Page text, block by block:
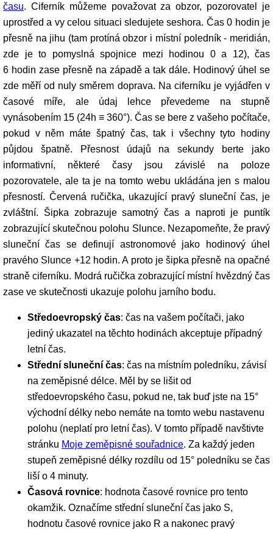
času. Ciferník můžeme považovat za obzor, pozorovatel je
uprostřed a vy celou situaci sledujete seshora. Čas 0 hodin je
přesně na jihu (tam protíná obzor i místní poledník - meridián,
zde je to pomyslná spojnice mezi hodinou 0 a 12), čas
6 hodin zase přesně na západě a tak dále. Hodinový úhel se
zde měří od nuly směrem doprava. Na ciferníku je vyjádřen v
časové míře, ale údaj lehce převedeme na stupně
vynásobením 15 (24h ≡ 360°). Čas se bere z vašeho počítače,
pokud v něm máte špatný čas, tak i všechny tyto hodiny
půjdou špatně. Přesnost údajů na sekundy berte jako
informativní, některé časy jsou závislé na poloze
pozorovatele, ale ta je na tomto webu ukládána jen s malou
přesností. Červená ručička, ukazující pravý sluneční čas, je
zvláštní. Šipka zobrazuje samotný čas a naproti je puntík
zobrazující skutečnou polohu Slunce. Nezapomeňte, že pravý
sluneční čas se definují astronomové jako hodinový úhel
pravého Slunce +12 hodin. A proto je šipka přesně na opačné
straně ciferníku. Modrá ručička zobrazující místní hvězdný čas
zase ve skutečnosti ukazuje polohu jarního bodu.
Středoevropský čas: čas na vašem počítači, jako
jediný ukazatel na těchto hodinách akceptuje případný
letní čas.
Střední sluneční čas: čas na místním poledníku, závisí
na zeměpisné délce. Měl by se lišit od
středoevropského času, pokud ne, tak buď jste na 15°
východní délky nebo nemáte na tomto webu nastavenu
polohu (neplatí pro letní čas). V tomto případě navštivte
stránku Moje zeměpisné souřadnice. Za každý jeden
stupeň zeměpisné délky rozdílu od 15° poledníku se čas
liší o 4 minuty.
Časová rovnice: hodnota časové rovnice pro tento
okamžik. Označíme střední sluneční čas jako S,
hodnotu časové rovnice jako R a nakonec pravý